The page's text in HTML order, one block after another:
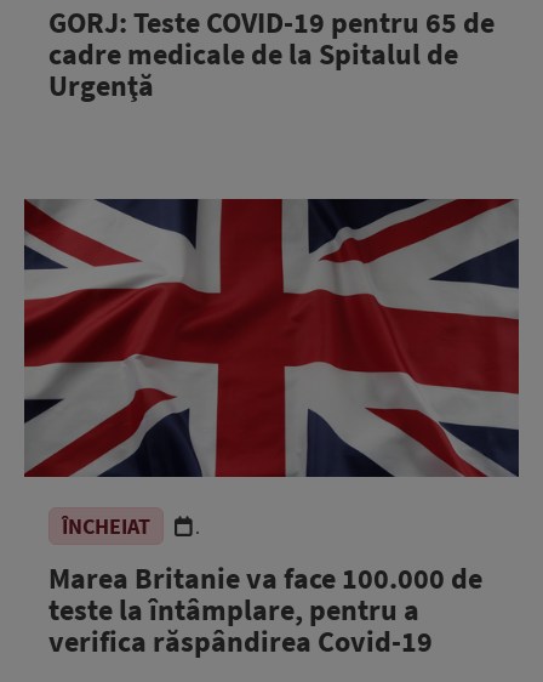
GORJ: Teste COVID-19 pentru 65 de
cadre medicale de la Spitalul de
Urgenţă
ÎNCHEIAT .
Marea Britanie va face 100.000 de
teste la întâmplare, pentru a
verifica răspândirea Covid-19